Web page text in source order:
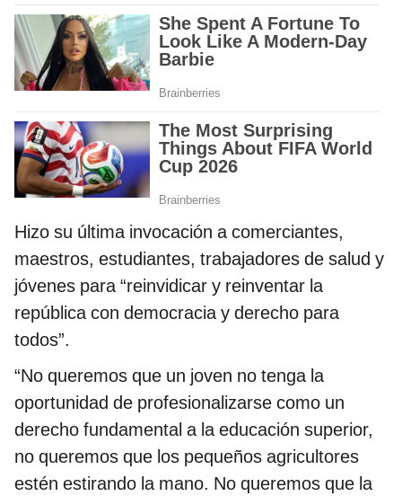
Hizo su última invocación a comerciantes,
maestros, estudiantes, trabajadores de salud y
jóvenes para “reinvidicar y reinventar la
república con democracia y derecho para
todos”.
“No queremos que un joven no tenga la
oportunidad de profesionalizarse como un
derecho fundamental a la educación superior,
no queremos que los pequeños agricultores
estén estirando la mano. No queremos que la